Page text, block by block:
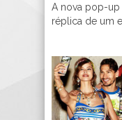
A nova pop-up
réplica de um